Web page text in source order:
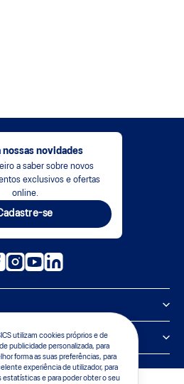
utilizam cookies próprios e de
publicidade personalizada, para
forma as suas preferências, para
experiência de utilizador, para
e para poder obter o seu
nossas novidades
a saber sobre novos
exclusivos e ofertas
online.
se